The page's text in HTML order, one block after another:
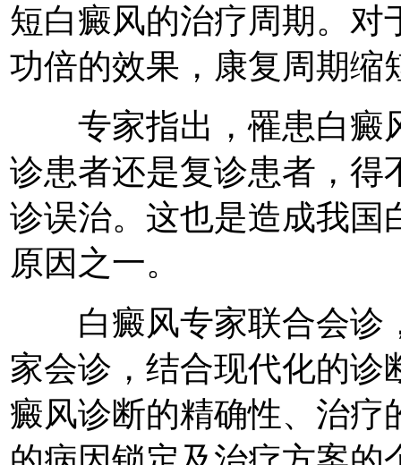
短白癜风的治疗周期。对
功倍的效果，康复周期缩
专家指出，罹患白癜
诊患者还是复诊患者，得
诊误治。这也是造成我国
原因之一。
白癜风专家联合会诊
家会诊，结合现代化的诊
癜风诊断的精确性、治疗